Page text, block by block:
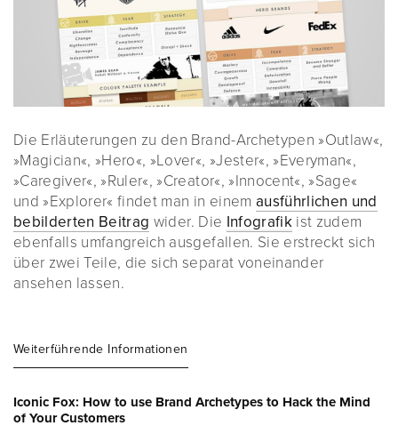
Die Erläuterungen zu den Brand-Archetypen »Outlaw«,
»Magician«, »Hero«, »Lover«, »Jester«, »Everyman«,
»Caregiver«, »Ruler«, »Creator«, »Innocent«, »Sage«
und »Explorer« findet man in einem ausführlichen und
bebilderten Beitrag wider. Die Infografikist zudem
ebenfalls umfangreich ausgefallen. Sie erstreckt sich
über zwei Teile, die sich separat voneinander
ansehen lassen.
Weiterführende Informationen
Iconic Fox: How to use Brand Archetypes to Hack the Mind
of Your Customers